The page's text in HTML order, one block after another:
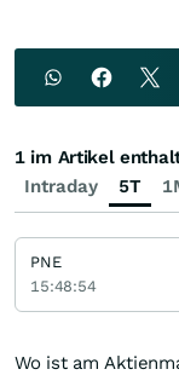
Wo ist am
Intraday 5T
1 im Artikel
PNE
15:48:54